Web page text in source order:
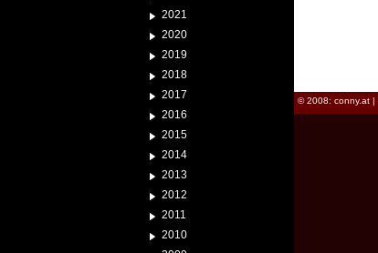
2021
2020
2019
2018
2017
2016
2015
2014
2013
2012
2011
2010
© 2008: conny.at |